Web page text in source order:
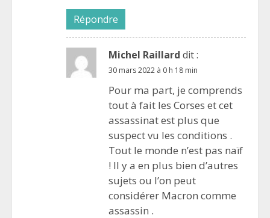
Répondre
Michel Raillard dit :
30 mars 2022 à 0 h 18 min
Pour ma part, je comprends
tout à fait les Corses et cet
assassinat est plus que
suspect vu les conditions .
Tout le monde n’est pas naïf
! Il y a en plus bien d’autres
sujets ou l’on peut
considérer Macron comme
assassin .